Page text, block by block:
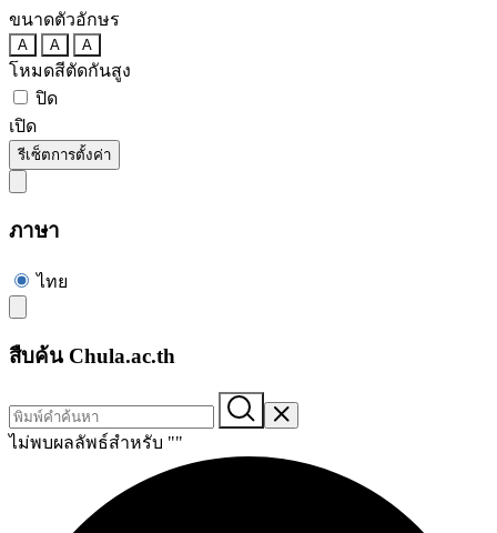
ขนาดตัวอักษร
A A A
โหมดสีตัดกันสูง
ปิด
เปิด
รีเซ็ตการตั้งค่า
ภาษา
ไทย
สืบค้น Chula.ac.th
ไม่พบผลลัพธ์สำหรับ ""